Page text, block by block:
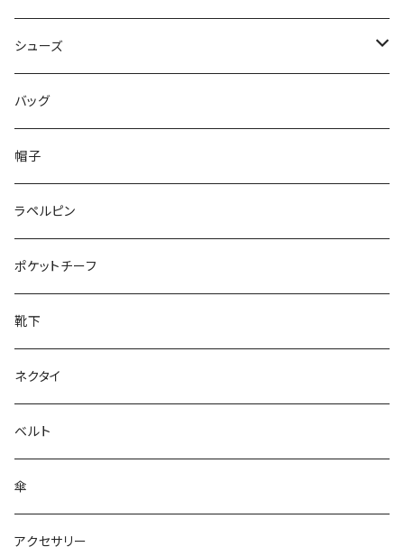
50/XL～
48/L
50/XL～
46/M
48/L
50/XL～
～44/S
46/M
48/L
50/XL～
シューズ
～25.5cm
26cm～
27cm～
28cm～
バッグ
帽子
ラペルピン
ポケットチーフ
靴下
ネクタイ
ベルト
傘
アクセサリー